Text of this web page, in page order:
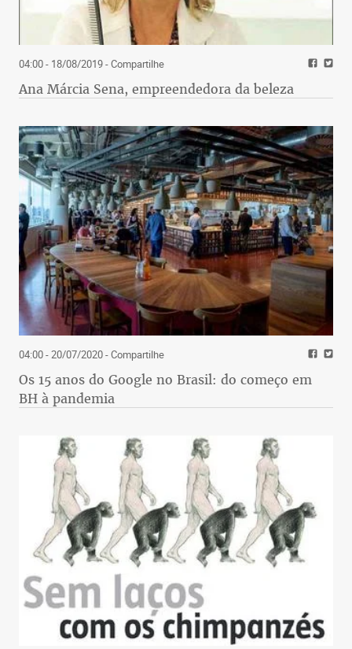
04:00 - 18/08/2019- Compartilhe
Ana Márcia Sena, empreendedora da beleza
04:00 - 20/07/2020- Compartilhe
Os 15 anos do Google no Brasil: do começo em
BH à pandemia